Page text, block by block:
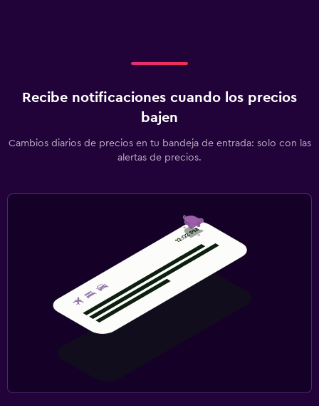
Recibe notificaciones cuando los precios
bajen
Cambios diarios de precios en tu bandeja de entrada: solo con las
alertas de precios.